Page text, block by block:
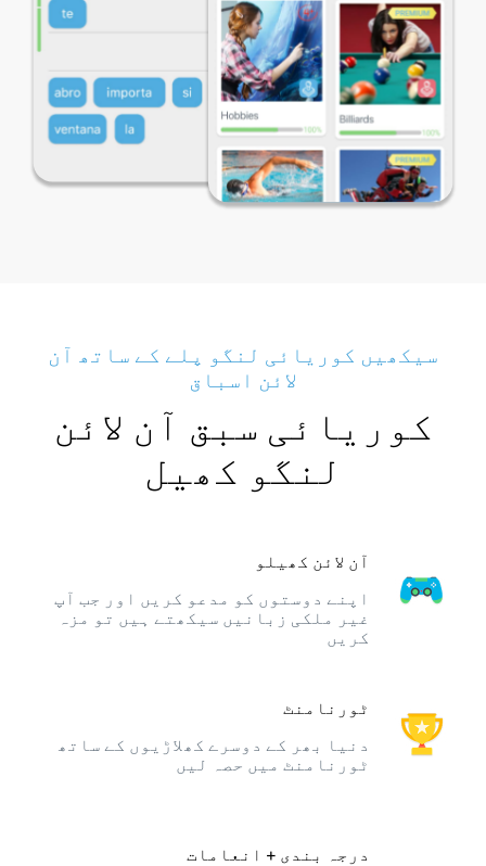
سیکھیں کوریائی لنگو پلے کے ساتھ آن
لائن اسباق
کوریائی سبق آن لائن
لنگو کھیل
آن لائن کھیلو
اپنے دوستوں کو مدعو کریں اور جب آپ
غیر ملکی زبانیں سیکھتے ہیں تو مزہ
کریں
ٹورنامنٹ
دنیا بھر کے دوسرے کھلاڑیوں کے ساتھ
ٹورنامنٹ میں حصہ لیں
درجہ بندی + انعامات